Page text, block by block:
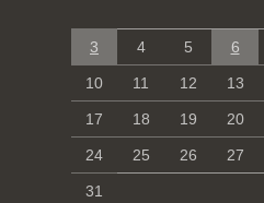
3 4 5 6
10 11 12 13
17 18 19 20
24 25 26 27
31